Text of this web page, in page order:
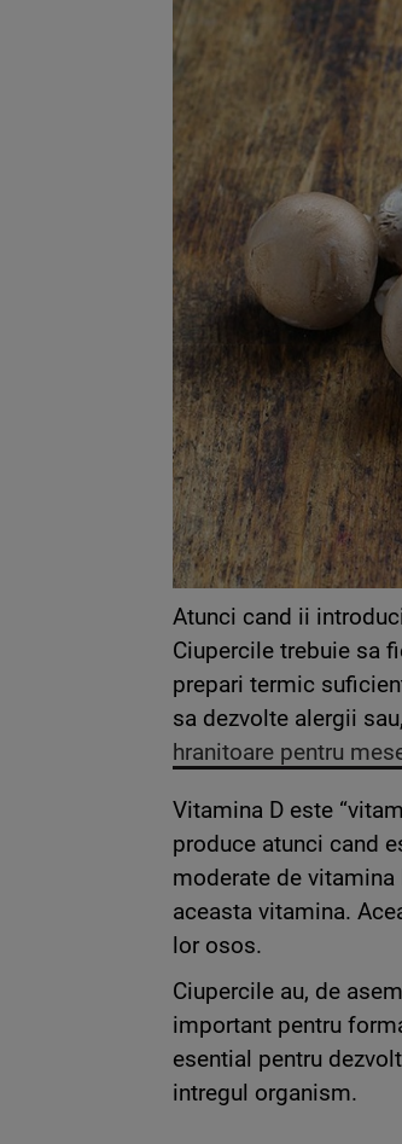
Atunci cand ii
Ciupercile trebuie sa
prepari termic
sa dezvolte alergii
hranitoare pentru
Vitamina D este
produce atunci cand
moderate de
aceasta vitamina.
lor osos.
Ciupercile au, de
important pentru
esential pentru
intregul organism.